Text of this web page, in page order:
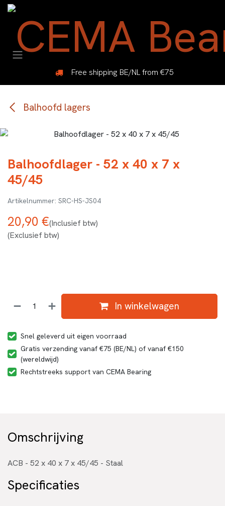
Overslaan naar inhoud
Free shipping BE/NL from €75
Balhoofd lagers
Balhoofdlager - 52 x 40 x 7 x
45/45
SRC-HS-JS04
20,90 €(Inclusief btw)
(Exclusief btw)
In winkelwagen
Snel geleverd uit eigen voorraad
Gratis verzending vanaf €75 (BE/NL) of vanaf €150
(wereldwijd)
Rechtstreeks support van CEMA Bearing
Omschrijving
ACB - 52 x 40 x 7 x 45/45 - Staal
Specificaties